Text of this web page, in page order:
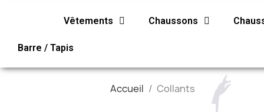
Vêtements Chaussons
Barre / Tapis
Accueil Collants